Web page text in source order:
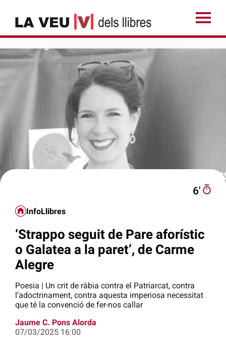
6′
InfoLlibres
‘Strappo seguit de Pare aforístic
o Galatea a la paret’, de Carme
Alegre
Poesia | Un crit de ràbia contra el Patriarcat, contra
l’adoctrinament, contra aquesta imperiosa necessitat
que té la convenció de fer-nos callar
Jaume C. Pons Alorda
07/03/2025 16:00